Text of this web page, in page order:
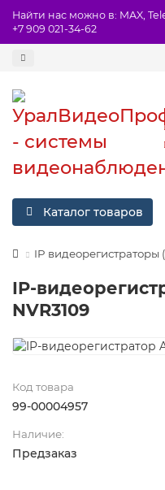
Найти нас можно в: MAX,
+7 909 021-34-62
Каталог товаров
IP видеорегистраторы
IP-
NVR3109
Код товара
99-00004957
Наличие:
Предзаказ